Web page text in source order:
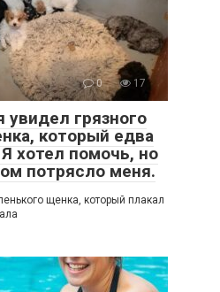
0 17
увидел грязного
который едва
хотел помочь, но
потрясло меня.
щенка, который плакал